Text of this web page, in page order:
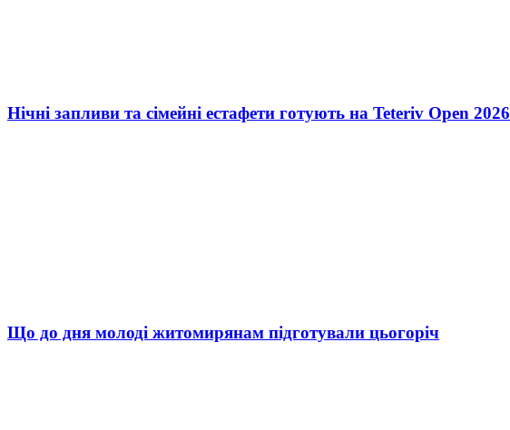
Нічні запливи та сімейні естафети готують на Teteriv Open 2026
Що до дня молоді житомирянам підготували цьогоріч